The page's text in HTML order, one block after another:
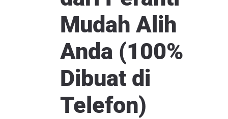
Mudah Alih
Anda (100%
Dibuat di
Telefon)